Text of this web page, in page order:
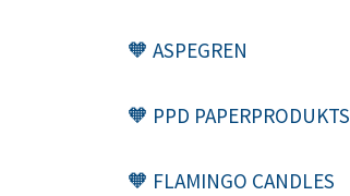
🧡 ASPEGREN
🧡 PPD PAPERPRODUKTS
🧡 FLAMINGO CANDLES